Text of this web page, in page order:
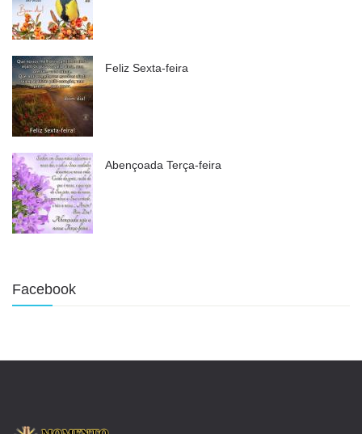
Feliz Sexta-feira
Abençoada Terça-feira
Facebook